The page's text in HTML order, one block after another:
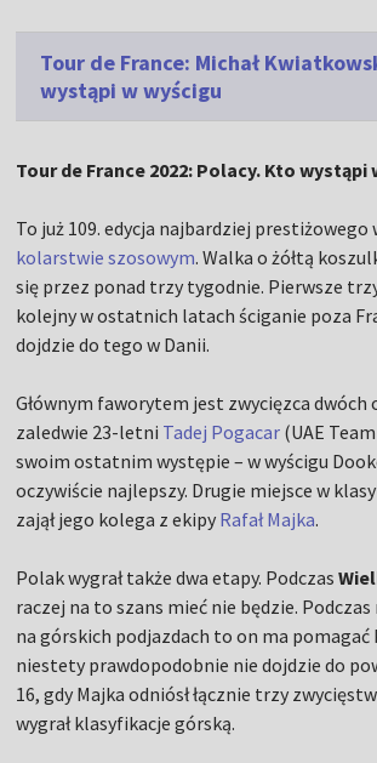
Tour de France: Michał
wystąpi w wyścigu
Tour de France 2022: Polacy. Kto wystąpi
To już 109. edycja najbardziej prestiżowego
kolarstwie szosowym. Walka o żółtą
się przez ponad trzy tygodnie. Pierwsze
kolejny w ostatnich latach ściganie poza
dojdzie do tego w Danii.
Głównym faworytem jest zwycięzca dwóch
zaledwie 23-letni Tadej Pogacar (UAE
swoim ostatnim występie – w wyścigu
oczywiście najlepszy. Drugie miejsce w
zajął jego kolega z ekipy Rafał Majka.
Polak wygrał także dwa etapy. Podczas
raczej na to szans mieć nie będzie. Podczas
na górskich podjazdach to on ma pomagać
niestety prawdopodobnie nie dojdzie do
16, gdy Majka odniósł łącznie trzy
wygrał klasyfikacje górską.